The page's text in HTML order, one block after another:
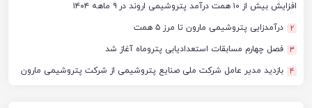
افزایش بیش از ۱۰ همت درآمد پتروشیمی اروند در ۹ ماهه ۱۴۰۴
2 درآمدزایی پتروشیمی مارون تا مرز ۵ همت
3 فصل چهارم مسابقات استعدادیابی پتروماه آغاز شد
4 بازدید مدیر عامل شرکت ملی صنایع پتروشیمی از شرکت پتروشیمی مارون